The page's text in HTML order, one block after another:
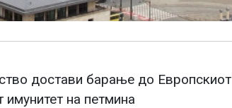
достави барање до Европскиот
на петмина